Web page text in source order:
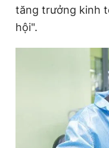
tăng trưởng kinh
hội".